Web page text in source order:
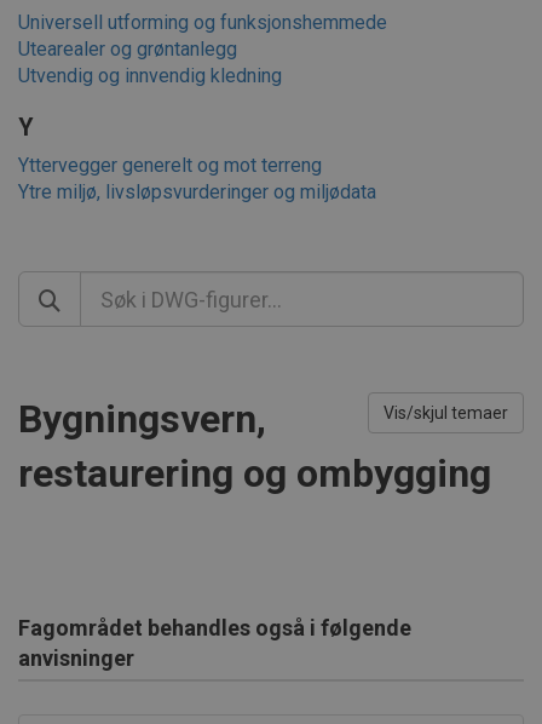
Universell utforming og funksjonshemmede
Utearealer og grøntanlegg
Utvendig og innvendig kledning
Y
Yttervegger generelt og mot terreng
Ytre miljø, livsløpsvurderinger og miljødata
Vis/skjul temaer
Bygningsvern,
restaurering og ombygging
Fagområdet behandles også i følgende
anvisninger